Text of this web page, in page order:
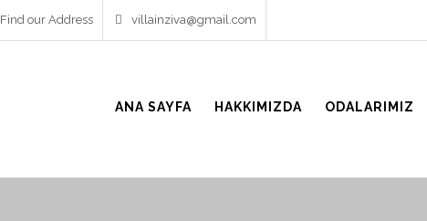
Find our Address villainziva@gmail.com
ANA SAYFA HAKKIMIZDA ODALARIMIZ